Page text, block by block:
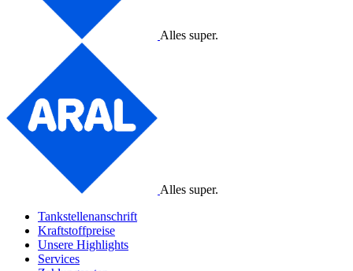
Alles super.
Alles super.
Tankstellenanschrift
Kraftstoffpreise
Unsere Highlights
Services